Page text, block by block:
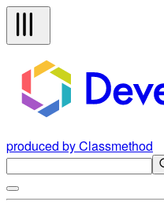
produced by Classmethod